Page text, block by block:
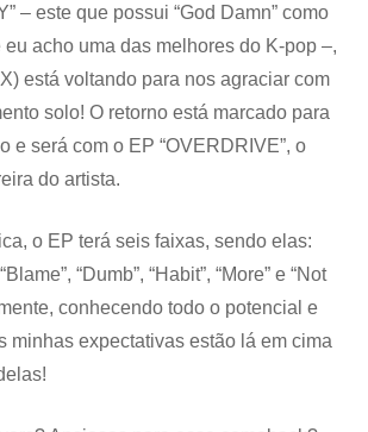
EP
”OVERDRIVE”
– este que possui “God Damn” como
eu acho uma das melhores do K-pop –,
está voltando para nos agraciar com
solo! O retorno está marcado para
e será com o EP “OVERDRIVE”, o
do artista.
o EP terá seis faixas, sendo elas:
“Dumb”, “Habit”, “More” e “Not
conhecendo todo o potencial e
minhas expectativas estão lá em cima